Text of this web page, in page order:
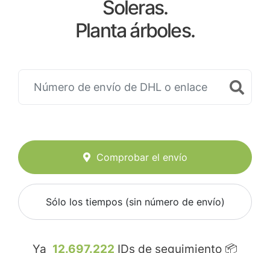
Soleras.
Planta árboles.
Comprobar el envío
Sólo los tiempos (sin número de envío)
Ya 12.697.222 IDs de seguimiento 📦